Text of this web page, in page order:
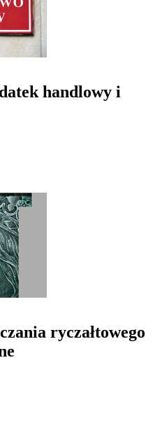
handlowy i
ryczałtowego